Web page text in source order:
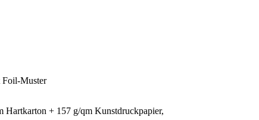
Foil-Muster
Hartkarton + 157 g/qm Kunstdruckpapier,